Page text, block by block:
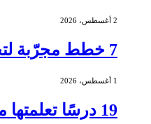
2 أغسطس، 2026
7 خطط مجرّبة لتحسين جودة نومك
1 أغسطس، 2026
19 درسًا تعلمتها من الفشل